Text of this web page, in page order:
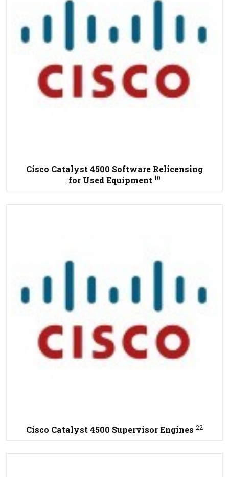
Cisco Catalyst 4500 Software Relicensing
for Used Equipment 10
Cisco Catalyst 4500 Supervisor Engines 22